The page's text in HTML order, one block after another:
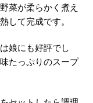
菜が柔らかく煮え
して完成です。
娘にも好評でし
たっぷりのスープ